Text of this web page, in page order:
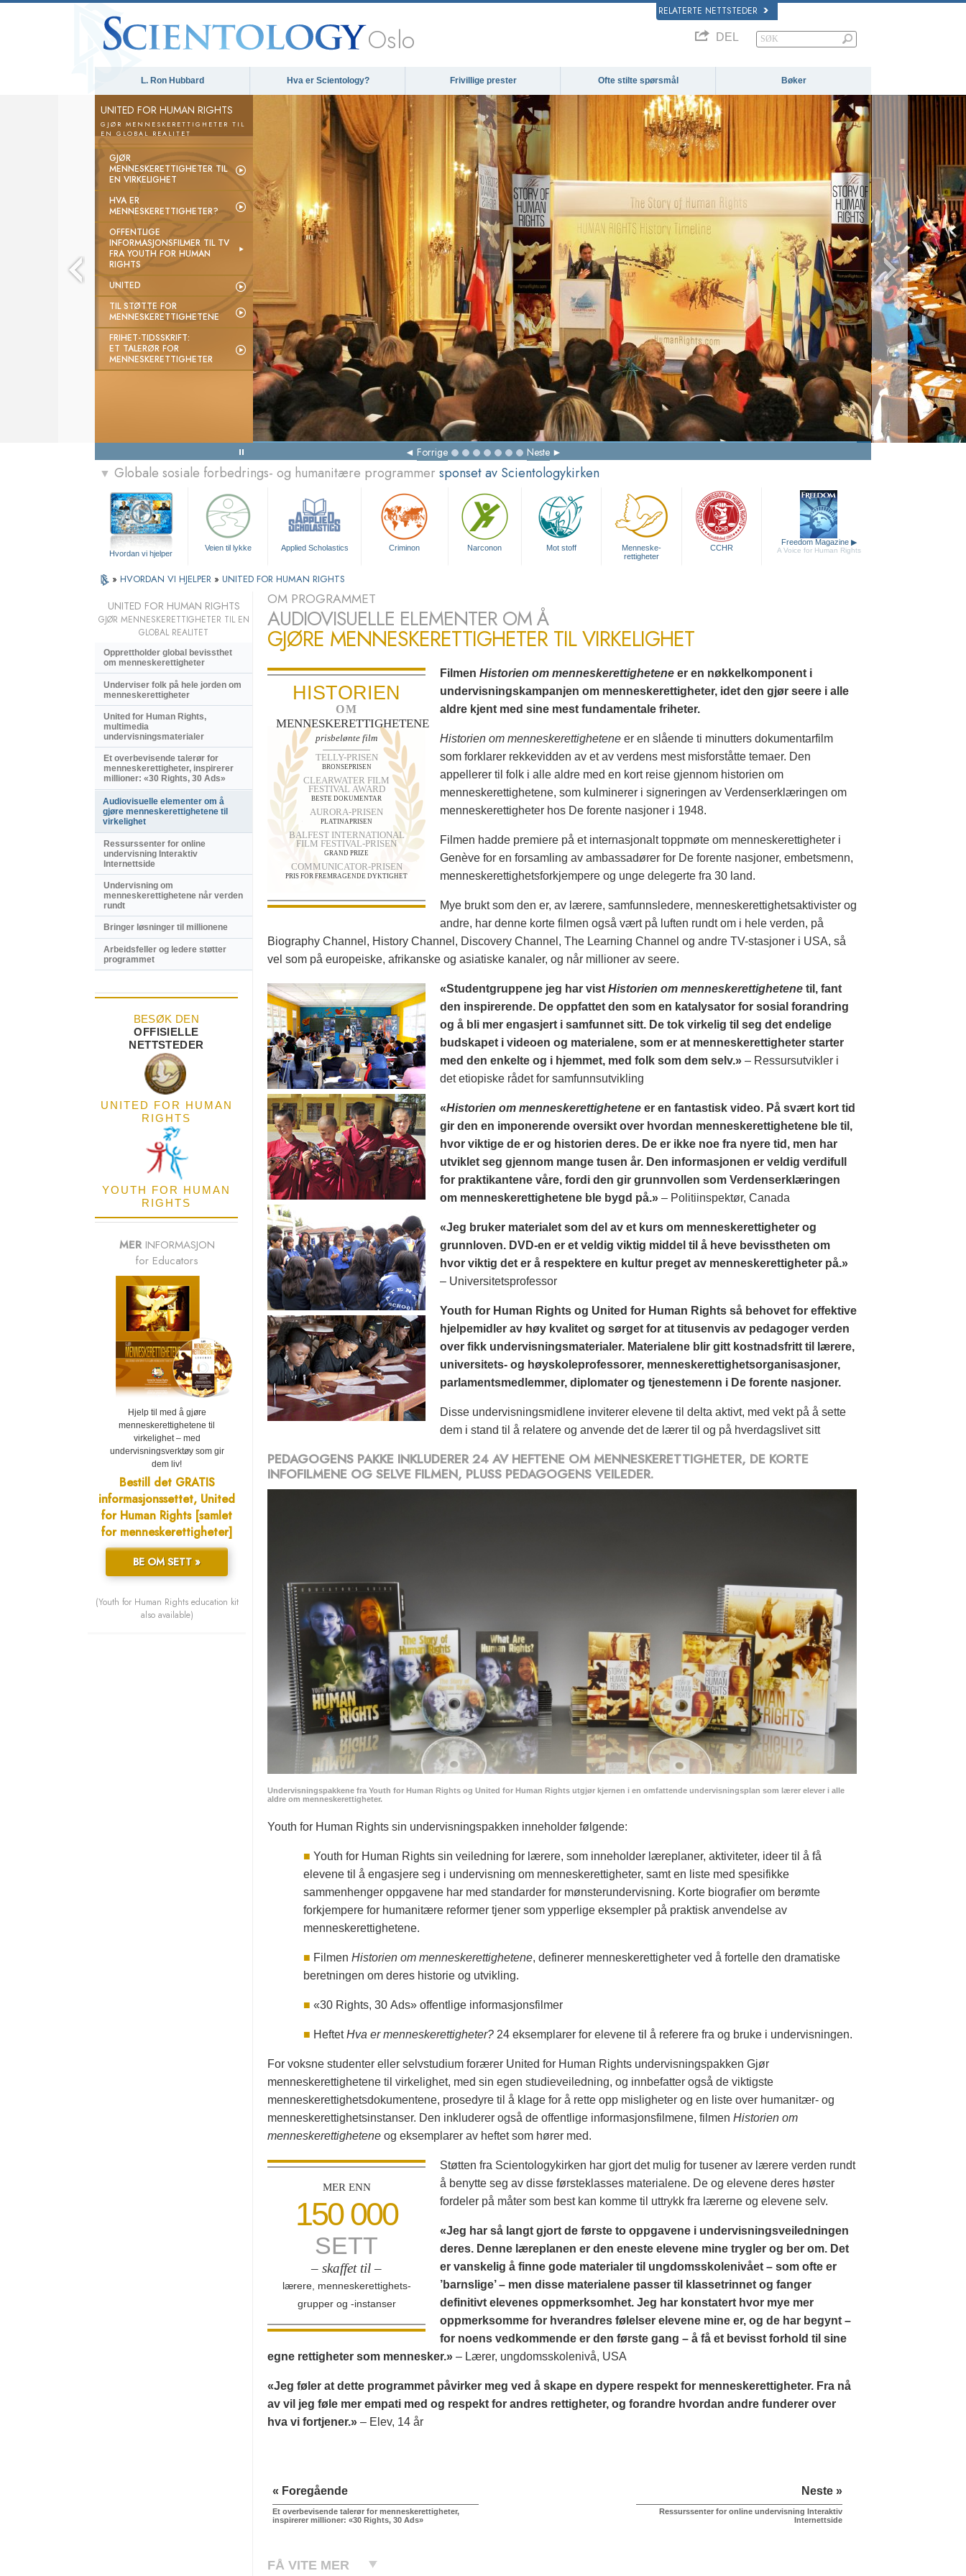
RELATERTE NETTSTEDER
Oslo DEL
L. Ron Hubbard Hva er Scientology? Frivillige prester Ofte stilte spørsmål Bøker
UNITED FOR HUMAN RIGHTS
GJØR MENNESKERETTIGHETER TIL
EN GLOBAL REALITET
GJØR
MENNESKERETTIGHETER TIL
EN VIRKELIGHET
HVA ER
MENNESKERETTIGHETER?
OFFENTLIGE
INFORMASJONSFILMER TIL TV
FRA YOUTH FOR HUMAN
RIGHTS
UNITED
TIL STØTTE FOR
MENNESKERETTIGHETENE
FRIHET-TIDSSKRIFT:
ET TALERØR FOR
MENNESKERETTIGHETER
Gjør menneskerettigheter til en
virkelighet
Se på video
Forrige Neste
▼ Globale sosiale forbedrings- og humanitære programmer sponset av Scientologykirken
Hvordan vi hjelper
Veien til lykke Applied Scholastics Criminon Narconon Mot stoff Menneske-
rettigheter
CCHR
Freedom Magazine ▶
A Voice for Human Rights
» HVORDAN VI HJELPER » UNITED FOR HUMAN RIGHTS
OM PROGRAMMET
AUDIOVISUELLE ELEMENTER OM Å
GJØRE MENNESKERETTIGHETER TIL VIRKELIGHET
HISTORIEN
OM
MENNESKERETTIGHETENE
prisbelønte film
TELLY-PRISEN
BRONSEPRISEN
CLEARWATER FILM
FESTIVAL AWARD
BESTE DOKUMENTAR
AURORA-PRISEN
PLATINAPRISEN
BALFEST INTERNATIONAL
FILM FESTIVAL-PRISEN
GRAND PRIZE
COMMUNICATOR-PRISEN
PRIS FOR FREMRAGENDE DYKTIGHET
Filmen Historien om menneske­rettighetene er en nøkkelkomponent i
undervisningskampanjen om menneskerettigheter, idet den gjør seere i alle
aldre kjent med sine mest fundamentale friheter.
Historien om menneskerettighetene er en slående ti minutters dokumentarfilm
som forklarer rekkevidden av et av verdens mest misforståtte temaer. Den
appellerer til folk i alle aldre med en kort reise gjennom historien om
menneskerettighetene, som kulminerer i signeringen av Verdenserklæringen om
menneske­rettigheter hos De forente nasjoner i 1948.
Filmen hadde premiere på et inter­nasjonalt toppmøte om menneskerettigheter i
Genève for en forsamling av ambassadører for De forente nasjoner, embetsmenn,
menneskerettighets­forkjempere og unge delegerte fra 30 land.
Mye brukt som den er, av lærere, samfunnsledere, menneskerettighetsaktivister og
andre, har denne korte filmen også vært på luften rundt om i hele verden, på
Biography Channel, History Channel, Discovery Channel, The Learning Channel og andre TV-stasjoner i USA, så
vel som på europeiske, afrikanske og asiatiske kanaler, og når millioner av seere.
«Studentgruppene jeg har vist Historien om menneskerettighetene til, fant
den inspirerende. De oppfattet den som en katalysator for sosial forandring
og å bli mer engasjert i samfunnet sitt. De tok virkelig til seg det endelige
budskapet i videoen og materialene, som er at menneskerettigheter starter
med den enkelte og i hjemmet, med folk som dem selv.» – Ressursutvikler i
det etiopiske rådet for samfunnsutvikling
«Historien om menneskerettighetene er en fantastisk video. På svært kort tid
gir den en imponerende oversikt over hvordan menneskerettighetene ble til,
hvor viktige de er og historien deres. De er ikke noe fra nyere tid, men har
utviklet seg gjennom mange tusen år. Den informasjonen er veldig verdifull
for praktikantene våre, fordi den gir grunnvollen som Verdenserklæringen
om menneskerettighetene ble bygd på.» – Politiinspektør, Canada
«Jeg bruker materialet som del av et kurs om menneskerettigheter og
grunnloven. DVD-en er et veldig viktig middel til å heve bevisstheten om
hvor viktig det er å respektere en kultur preget av menneskerettigheter på.»
– Universitetsprofessor
Youth for Human Rights og United for Human Rights så behovet for effektive
hjelpemidler av høy kvalitet og sørget for at titusenvis av pedagoger verden
over fikk undervisningsmaterialer. Materialene blir gitt kostnadsfritt til lærere,
universitets- og høyskoleprofessorer, menneskerettighetsorganisasjoner,
parlamentsmedlemmer, diplomater og tjenestemenn i De forente nasjoner.
Disse undervisningsmidlene inviterer elevene til delta aktivt, med vekt på å sette
dem i stand til å relatere og anvende det de lærer til og på hverdagslivet sitt
PEDAGOGENS PAKKE INKLUDERER 24 AV HEFTENE OM MENNESKERETTIGHETER, DE KORTE
INFOFILMENE OG SELVE FILMEN, PLUSS PEDAGOGENS VEILEDER.
Undervisningspakkene fra Youth for Human Rights og United for Human Rights utgjør kjernen i en omfattende undervisningsplan som lærer elever i alle
aldre om menneskerettigheter.
Youth for Human Rights sin undervisnings­pakken inneholder følgende:
■ Youth for Human Rights sin veiledning for lærere, som inneholder læreplaner, aktiviteter, ideer til å få
elevene til å engasjere seg i undervisning om menneskerettigheter, samt en liste med spesifikke
sammenhenger oppgavene har med standarder for mønsterundervisning. Korte biografier om berømte
forkjempere for humanitære reformer tjener som ypperlige eksempler på praktisk anvendelse av
menneskerettighetene.
■ Filmen Historien om menneske­rettighetene, definerer menneskerettigheter ved å fortelle den dramatiske
beretningen om deres historie og utvikling.
■ «30 Rights, 30 Ads» offentlige informasjonsfilmer
■ HeftetHva er menneskerettigheter? 24 eksemplarer for elevene til å referere fra og bruke i undervisningen.
For voksne studenter eller selvstudium forærer United for Human Rights undervisningspakken Gjør
menneskerettighetene til virkelighet, med sin egen studieveiledning, og innbefatter også de viktigste
menneskerettighetsdokumentene, prosedyre til å klage for å rette opp misligheter og en liste over humanitær- og
menneskerettighetsinstanser. Den inkluderer også de offentlige informasjons­filmene, filmen Historien om
menneskerettighetene og eksemplarer av heftet som hører med.
MER ENN
150 000
SETT
– skaffet til –
lærere, menneskerettighets-
grupper og -instanser
Støtten fra Scientologykirken har gjort det mulig for tusener av lærere verden rundt
å benytte seg av disse førsteklasses materialene. De og elevene deres høster
fordeler på måter som best kan komme til uttrykk fra lærerne og elevene selv.
«Jeg har så langt gjort de første to oppgavene i undervisningsveiledningen
deres. Denne læreplanen er den eneste elevene mine trygler og ber om. Det
er vanskelig å finne gode materialer til ungdomsskolenivået – som ofte er
’barnslige’ – men disse materialene passer til klassetrinnet og fanger
definitivt elevenes oppmerksomhet. Jeg har konstatert hvor mye mer
oppmerksomme for hverandres følelser elevene mine er, og de har begynt –
for noens vedkommende er den første gang – å få et bevisst forhold til sine
egne rettigheter som mennesker.» – Lærer, ungdomsskolenivå, USA
«Jeg føler at dette programmet påvirker meg ved å skape en dypere respekt for menneskerettigheter. Fra nå
av vil jeg føle mer empati med og respekt for andres rettigheter, og forandre hvordan andre funderer over
hva vi fortjener.» – Elev, 14 år
« Foregående
Et overbevisende talerør for menneske­rettigheter,
inspirerer millioner: «30 Rights, 30 Ads»
Neste »
Ressurssenter for online undervisning Interaktiv
Internettside
FÅ VITE MER
UNITED FOR HUMAN RIGHTS
GJØR MENNESKERETTIGHETER TIL EN
GLOBAL REALITET
Opprettholder global bevissthet
om menneskerettigheter
Underviser folk på hele jorden om
menneskerettigheter
United for Human Rights,
multimedia
undervisningsmaterialer
Et overbevisende talerør for
menneske­rettigheter, inspirerer
millioner: «30 Rights, 30 Ads»
Audiovisuelle elementer om å
gjøre menneske­rettighetene til
virkelighet
Ressurssenter for online
undervisning Interaktiv
Internettside
Undervisning om
menneskerettighetene når verden
rundt
Bringer løsninger til millionene
Arbeidsfeller og ledere støtter
programmet
BESØK DEN
OFFISIELLE
NETTSTEDER
UNITED FOR HUMAN
RIGHTS
YOUTH FOR HUMAN
RIGHTS
MER INFORMASJON
for Educators
Hjelp til med å gjøre
menneskerettighetene til
virkelighet – med
undervisningsverktøy som gir
dem liv!
Bestill det GRATIS
informasjonssettet, United
for Human Rights [samlet
for menneskerettigheter]
BE OM SETT »
(Youth for Human Rights education kit
also available)